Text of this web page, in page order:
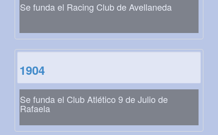
Se funda el Racing Club de Avellaneda
1904
Se funda el Club Atlético 9 de Julio de
Rafaela